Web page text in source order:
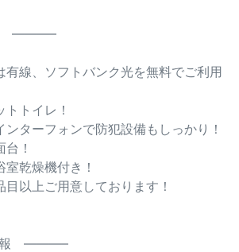
———–
線、ソフトバンク光を無料でご利用
トイレ！
ターフォンで防犯設備もしっかり！
！
乾燥機付き！
以上ご用意しております！
報 ———–